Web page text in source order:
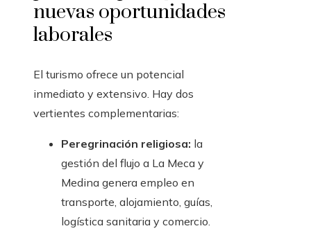
nuevas oportunidades
laborales
El turismo ofrece un potencial
inmediato y extensivo. Hay dos
vertientes complementarias:
Peregrinación religiosa: la
gestión del flujo a La Meca y
Medina genera empleo en
transporte, alojamiento, guías,
logística sanitaria y comercio.